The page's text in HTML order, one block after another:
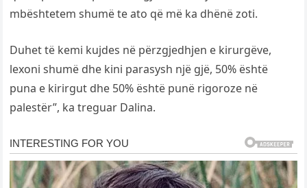
mbështetem shumë te ato që më ka dhënë zoti.
Duhet të kemi kujdes në përzgjedhjen e kirurgëve,
lexoni shumë dhe kini parasysh një gjë, 50% është
puna e kirirgut dhe 50% është punë rigoroze në
palestër”, ka treguar Dalina.